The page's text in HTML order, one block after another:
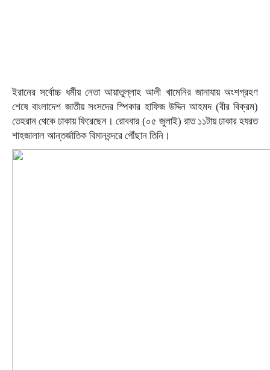
ইরানের সর্বোচ্চ ধর্মীয় নেতা আয়াতুল্লাহ আলী খামেনির জানাযায় অংশগ্রহণ
শেষে বাংলাদেশ জাতীয় সংসদের স্পিকার হাফিজ উদ্দিন আহমদ (বীর বিক্রম)
তেহরান থেকে ঢাকায় ফিরেছেন। রোববার (০৫ জুলাই) রাত ১১টায় ঢাকার হযরত
শাহজালাল আন্তর্জাতিক বিমানবন্দরে পৌঁছান তিনি।